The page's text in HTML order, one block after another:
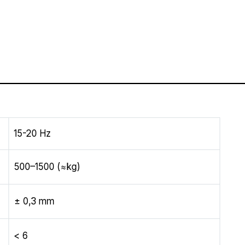
15-20 Hz
500–1500 (≈kg)
± 0,3 mm
< 6